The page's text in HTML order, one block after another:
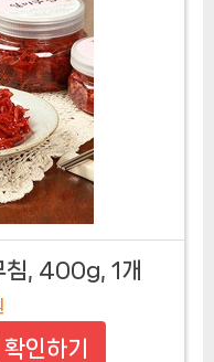
침, 400g, 1개
인하기